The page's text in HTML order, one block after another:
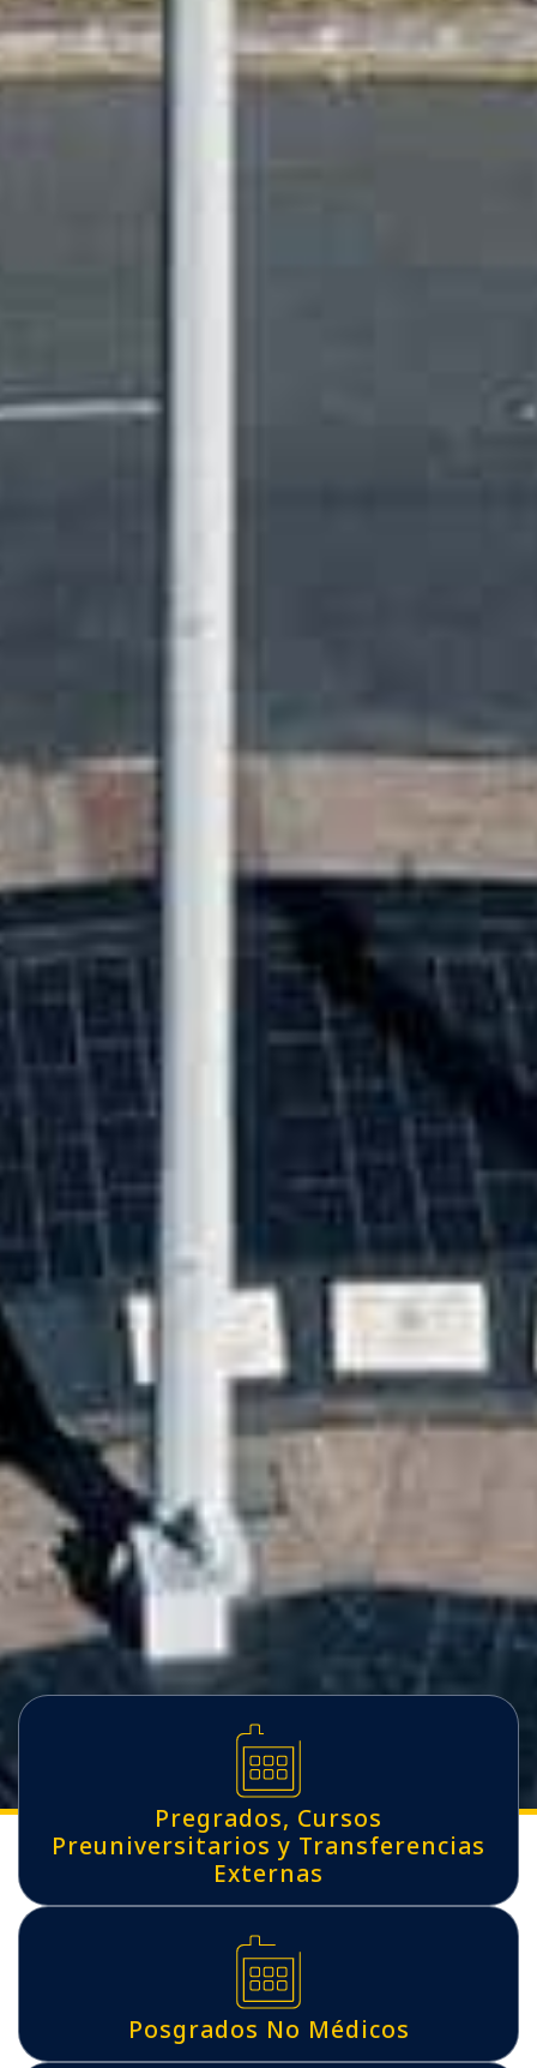
Pregrados, Cursos
Preuniversitarios y Transferencias
Externas
Posgrados No Médicos